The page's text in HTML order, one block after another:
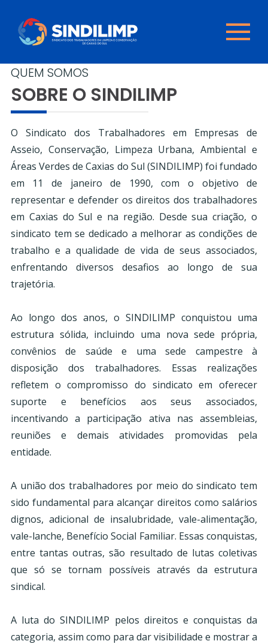
QUEM SOMOS
SOBRE O SINDILIMP
O Sindicato dos Trabalhadores em Empresas de
Asseio, Conservação, Limpeza Urbana, Ambiental e
Áreas Verdes de Caxias do Sul (SINDILIMP) foi fundado
em 11 de janeiro de 1990, com o objetivo de
representar e defender os direitos dos trabalhadores
em Caxias do Sul e na região. Desde sua criação, o
sindicato tem se dedicado a melhorar as condições de
trabalho e a qualidade de vida de seus associados,
enfrentando diversos desafios ao longo de sua
trajetória.
Ao longo dos anos, o SINDILIMP conquistou uma
estrutura sólida, incluindo uma nova sede própria,
convênios de saúde e uma sede campestre à
disposição dos trabalhadores. Essas realizações
refletem o compromisso do sindicato em oferecer
suporte e benefícios aos seus associados,
incentivando a participação ativa nas assembleias,
reuniões e demais atividades promovidas pela
entidade.
A união dos trabalhadores por meio do sindicato tem
sido fundamental para alcançar direitos como salários
dignos, adicional de insalubridade, vale-alimentação,
vale-lanche, Benefício Social Familiar. Essas conquistas,
entre tantas outras, são resultado de lutas coletivas
que só se tornam possíveis através da estrutura
sindical.
A luta do SINDILIMP pelos direitos e conquistas da
categoria, assim como para dar visibilidade e mostrar a